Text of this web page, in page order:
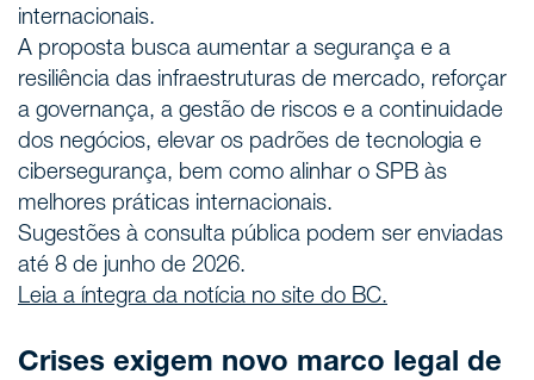
internacionais.
A proposta busca aumentar a segurança e a
resiliência das infraestruturas de mercado, reforçar
a governança, a gestão de riscos e a continuidade
dos negócios, elevar os padrões de tecnologia e
cibersegurança, bem como alinhar o SPB às
melhores práticas internacionais.
Sugestões à consulta pública podem ser enviadas
até 8 de junho de 2026.
Leia a íntegra da notícia no site do BC.
Crises exigem novo marco legal de